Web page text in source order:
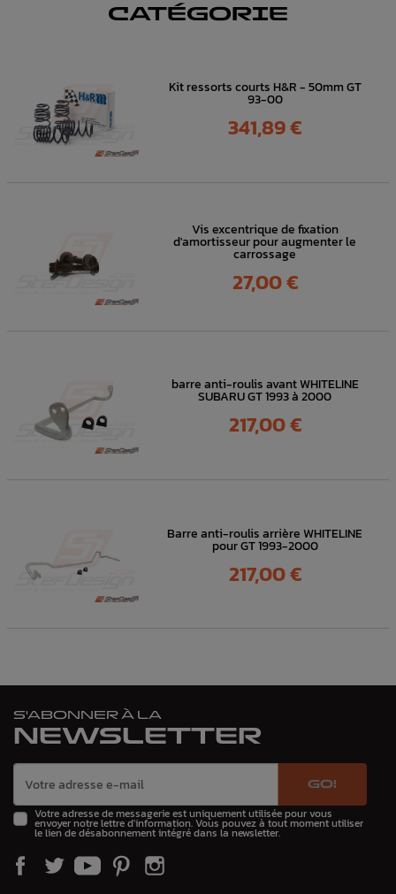
CATÉGORIE
Kit ressorts courts H&R - 50mm GT
93-00
Prix
341,89 €
Vis excentrique de fixation
d'amortisseur pour augmenter le
carrossage
Prix
27,00 €
barre anti-roulis avant WHITELINE
SUBARU GT 1993 à 2000
Prix
217,00 €
Barre anti-roulis arrière WHITELINE
pour GT 1993-2000
Prix
217,00 €
S'ABONNER À LA
NEWSLETTER
GO!
Votre adresse de messagerie est uniquement utilisée pour vous
envoyer notre lettre d'information. Vous pouvez à tout moment utiliser
le lien de désabonnement intégré dans la newsletter.